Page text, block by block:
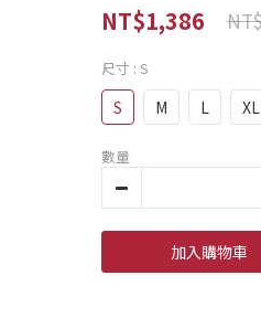
NT$1,386
尺寸 : S
S M L XL
數量
加入購物車